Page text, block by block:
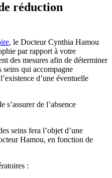
réduction
, le Docteur Cynthia Hamou
par rapport à votre
des mesures afin de déterminer
seins qui accompagne
d’une éventuelle
de l’absence
seins fera l’objet d’une
Hamou, en fonction de
: